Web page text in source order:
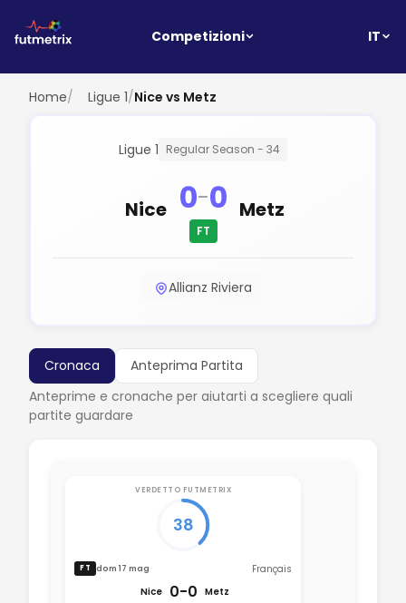
Competizioni IT
Home/ Ligue 1/Nice vs Metz
Ligue 1 Regular Season - 34
Nice 0-0
FT
Metz
Allianz Riviera
Cronaca
Anteprima Partita
Anteprime e cronache per aiutarti a scegliere quali
partite guardare
VERDETTO FUTMETRIX
38
FT dom 17 mag
Français
Nice
0-0 Metz